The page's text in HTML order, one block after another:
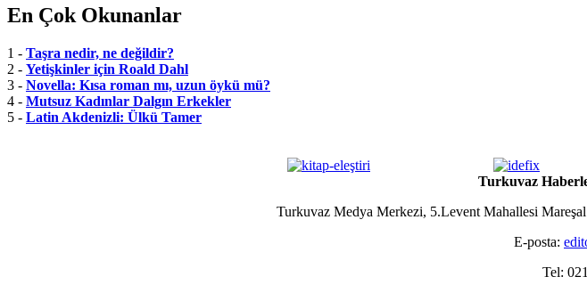
En Çok Okunanlar
1 - Taşra nedir, ne değildir?
2 - Yetişkinler için Roald Dahl
3 - Novella: Kısa roman mı, uzun öykü mü?
4 - Mutsuz Kadınlar Dalgın Erkekler
5 - Latin Akdenizli: Ülkü Tamer
Turkuvaz
Turkuvaz Medya Merkezi, 5.Levent Mahallesi
E-posta:
Tel: